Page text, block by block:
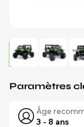
Paramètres
Âge
3 - 8 ans